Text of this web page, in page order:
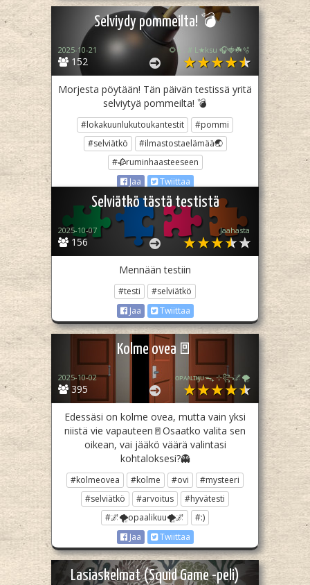
Selviydy pommeilta! 💣
152
2025-10-21 🌻𝄞 . # L★ksu 🎧🍓☘️🫧
Morjesta pöytään! Tän päivän testissä yritä
selviytyä pommeilta! 💣
#lokakuunlukutoukantestit
#pommi
#selviätkö
#ilmastostaelämää🌏
#🥀ruminhaasteeseen
Jaa
Twiittaa
Selviätkö tästä testistä
156
2025-10-07 Jaahasta
Mennään testiin
#testi
#selviätkö
Jaa
Twiittaa
Kolme ovea🚪
395
2025-10-02 ᴏᴘᴀᴀʟɪӄᴜᴜᯓ₊ ⊹꧂🌌🌪
Edessäsi on kolme ovea, mutta vain yksi
niistä vie vapauteen🚪Osaatko valita sen
oikean, vai jääkö väärä valintasi
kohtaloksesi?👻
#kolmeovea #kolme #ovi
#mysteeri
#selviätkö
#arvoitus
#hyvätesti
#🌌🌪opaalikuu🌪🌌
#:)
Jaa
Twiittaa
Lasiaskelmat (Squid Game -peli)